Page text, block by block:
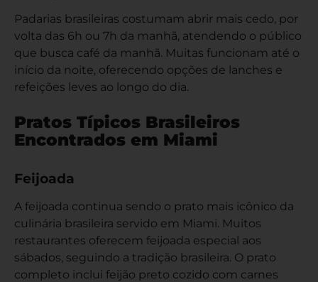
Padarias brasileiras costumam abrir mais cedo, por
volta das 6h ou 7h da manhã, atendendo o público
que busca café da manhã. Muitas funcionam até o
início da noite, oferecendo opções de lanches e
refeições leves ao longo do dia.
Pratos Típicos Brasileiros
Encontrados em Miami
Feijoada
A feijoada continua sendo o prato mais icônico da
culinária brasileira servido em Miami. Muitos
restaurantes oferecem feijoada especial aos
sábados, seguindo a tradição brasileira. O prato
completo inclui feijão preto cozido com carnes